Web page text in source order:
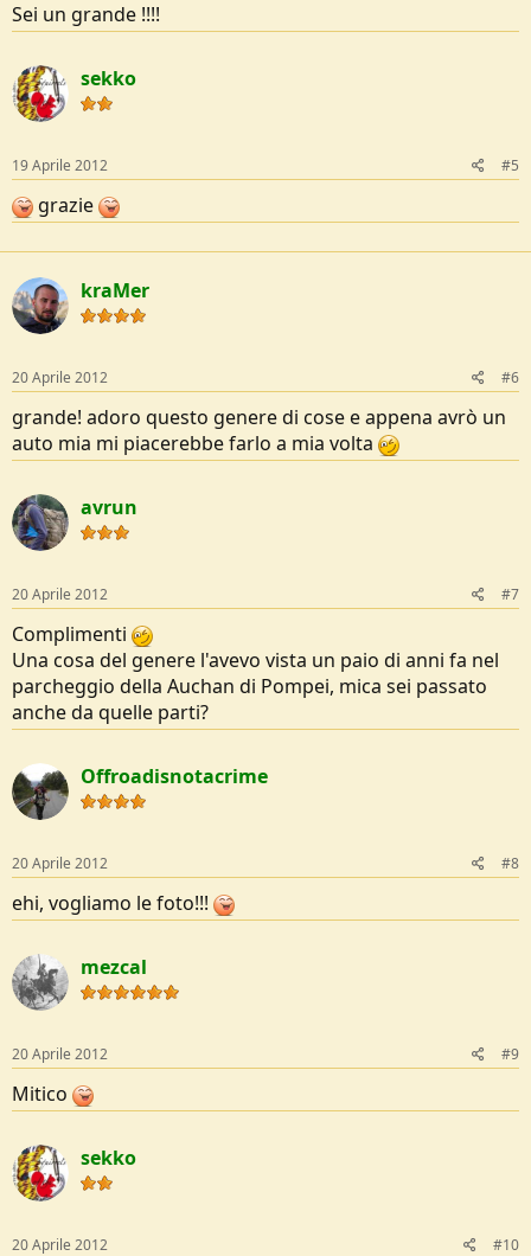
Sei un grande !!!!
sekko
19 Aprile 2012 #5
grazie
kraMer
20 Aprile 2012 #6
grande! adoro questo genere di cose e appena avrò un
auto mia mi piacerebbe farlo a mia volta
avrun
20 Aprile 2012 #7
Complimenti
Una cosa del genere l'avevo vista un paio di anni fa nel
parcheggio della Auchan di Pompei, mica sei passato
anche da quelle parti?
Offroadisnotacrime
20 Aprile 2012 #8
ehi, vogliamo le foto!!!
mezcal
20 Aprile 2012 #9
Mitico
sekko
20 Aprile 2012 #10